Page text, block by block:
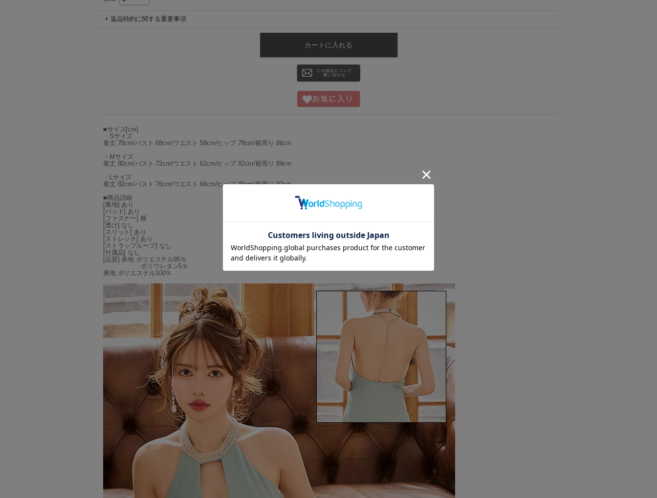
返品特約に関する重要事項
■サイズ[cm]
・Sサイズ
着丈 78cm/バスト 68cm/ウエスト 58cm/ヒップ 78cm/裾周り 86cm
・Mサイズ
着丈 80cm/バスト 72cm/ウエスト 62cm/ヒップ 82cm/裾周り 89cm
・Lサイズ
着丈 82cm/バスト 76cm/ウエスト 66cm/ヒップ 86cm/裾周り 92cm
■商品詳細
[裏地] あり
[パッド] あり
[ファスナー] 横
[透け] なし
[スリット] あり
[ストレッチ] あり
[ストラップループ] なし
[付属品] なし
[品質] 表地 ポリエステル95％
ポリウレタン5％
裏地 ポリエステル100％